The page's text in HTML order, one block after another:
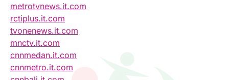
metrotvnews.it.com
rctiplus.it.com
tvonenews.it.com
mnctv.it.com
cnnmedan.it.com
cnnmetro.it.com